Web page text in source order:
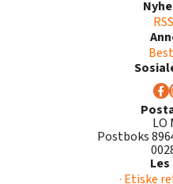
LO
Postboks
· Etiske